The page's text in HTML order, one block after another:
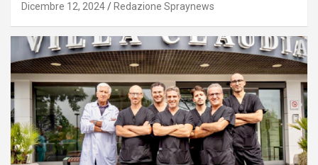
Dicembre 12, 2024 Redazione Spraynews